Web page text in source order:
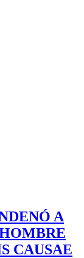
A
CAUSAE